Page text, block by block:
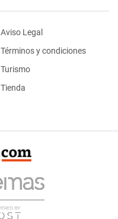
Aviso Legal
Términos y condiciones
Turismo
Tienda